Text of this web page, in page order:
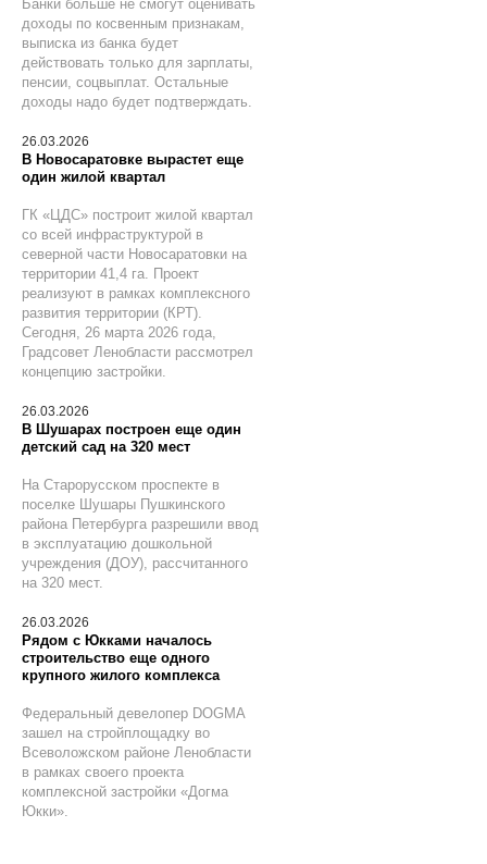
Банки больше не смогут оценивать
доходы по косвенным признакам,
выписка из банка будет
действовать только для зарплаты,
пенсии, соцвыплат. Остальные
доходы надо будет подтверждать.
26.03.2026
В Новосаратовке вырастет еще
один жилой квартал
ГК «ЦДС» построит жилой квартал
со всей инфраструктурой в
северной части Новосаратовки на
территории 41,4 га. Проект
реализуют в рамках комплексного
развития территории (КРТ).
Сегодня, 26 марта 2026 года,
Градсовет Ленобласти рассмотрел
концепцию застройки.
26.03.2026
В Шушарах построен еще один
детский сад на 320 мест
На Старорусском проспекте в
поселке Шушары Пушкинского
района Петербурга разрешили ввод
в эксплуатацию дошкольной
учреждения (ДОУ), рассчитанного
на 320 мест.
26.03.2026
Рядом с Юкками началось
строительство еще одного
крупного жилого комплекса
Федеральный девелопер DOGMA
зашел на стройплощадку во
Всеволожском районе Ленобласти
в рамках своего проекта
комплексной застройки «Догма
Юкки».